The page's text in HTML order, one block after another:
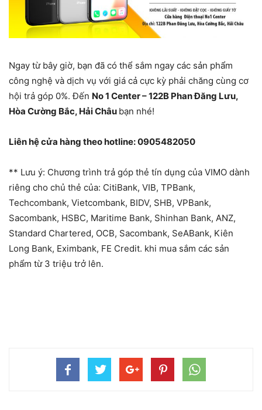
Ngay từ bây giờ, bạn đã có thể sắm ngay các sản phẩm
công nghệ và dịch vụ với giá cả cực kỳ phải chăng cùng cơ
hội trả góp 0%. Đến No 1 Center – 122B Phan Đăng Lưu,
Hòa Cường Bắc, Hải Châu bạn nhé!
Liên hệ cửa hàng theo hotline:0905482050
** Lưu ý: Chương trình trả góp thẻ tín dụng của VIMO dành
riêng cho chủ thẻ của: CitiBank, VIB, TPBank,
Techcombank, Vietcombank, BIDV, SHB, VPBank,
Sacombank, HSBC, Maritime Bank, Shinhan Bank, ANZ,
Standard Chartered, OCB, Sacombank, SeABank, Kiên
Long Bank, Eximbank, FE Credit. khi mua sắm các sản
phẩm từ 3 triệu trở lên.